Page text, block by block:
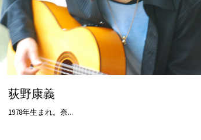
荻野康義
1978年生まれ。奈...